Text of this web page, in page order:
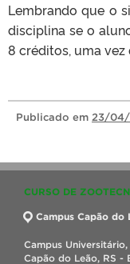
Lembrando que o
disciplina se o
8 créditos, uma
Publicado em 23/04/
CURSO DE
Campus Capão do
Campus
Capão do Leão, RS -